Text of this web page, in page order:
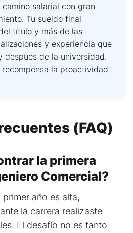
salarial con gran
Tu sueldo final
título y más de las
y experiencia que
después de la universidad.
la proactividad
(FAQ)
la primera
Comercial?
año es alta,
la carrera realizaste
El desafío no es tanto